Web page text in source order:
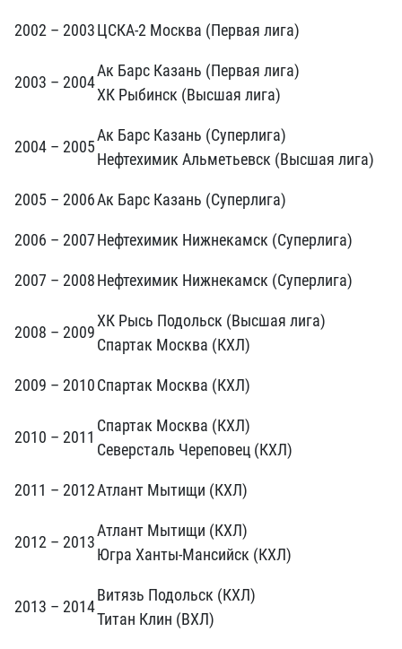
2002 – 2003ЦСКА-2 Москва (Первая лига)
2003 – 2004
Ак Барс Казань (Первая лига)
ХК Рыбинск (Высшая лига)
2004 – 2005
Ак Барс Казань (Суперлига)
Нефтехимик Альметьевск (Высшая лига)
2005 – 2006Ак Барс Казань (Суперлига)
2006 – 2007Нефтехимик Нижнекамск (Суперлига)
2007 – 2008Нефтехимик Нижнекамск (Суперлига)
2008 – 2009
ХК Рысь Подольск (Высшая лига)
Спартак Москва (КХЛ)
2009 – 2010Спартак Москва (КХЛ)
2010 – 2011
Спартак Москва (КХЛ)
Северсталь Череповец (КХЛ)
2011 – 2012Атлант Мытищи (КХЛ)
2012 – 2013
Атлант Мытищи (КХЛ)
Югра Ханты-Мансийск (КХЛ)
2013 – 2014
Витязь Подольск (КХЛ)
Титан Клин (ВХЛ)